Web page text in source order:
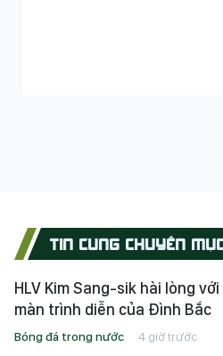
TIN CÙNG CHUYÊN
HLV Kim Sang-sik hài lòng với
màn trình diễn của Đình Bắc
Bóng đá trong nước 4 giờ trước